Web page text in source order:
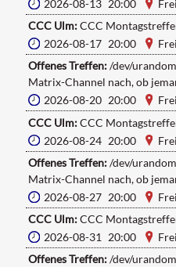
2026-08-13 20:00
CCC Ulm:CCC
2026-08-17 20:00
Offenes Treffen:/dev/
Matrix-Channel nach, ob
2026-08-20 20:00
CCC Ulm:CCC
2026-08-24 20:00
Offenes Treffen:/dev/
Matrix-Channel nach, ob
2026-08-27 20:00
CCC Ulm:CCC
2026-08-31 20:00
Offenes Treffen:/dev/